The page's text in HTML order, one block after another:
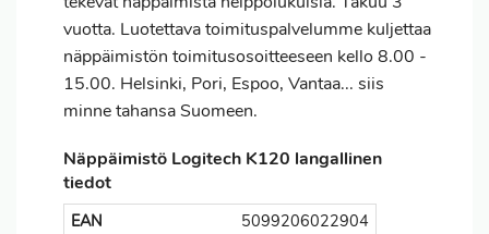
vuotta. Luotettava toimituspalvelumme kuljettaa
näppäimistön toimitusosoitteeseen kello 8.00 -
15.00. Helsinki, Pori, Espoo, Vantaa... siis
minne tahansa Suomeen.
Näppäimistö Logitech K120 langallinen
tiedot
EAN
5099206022904